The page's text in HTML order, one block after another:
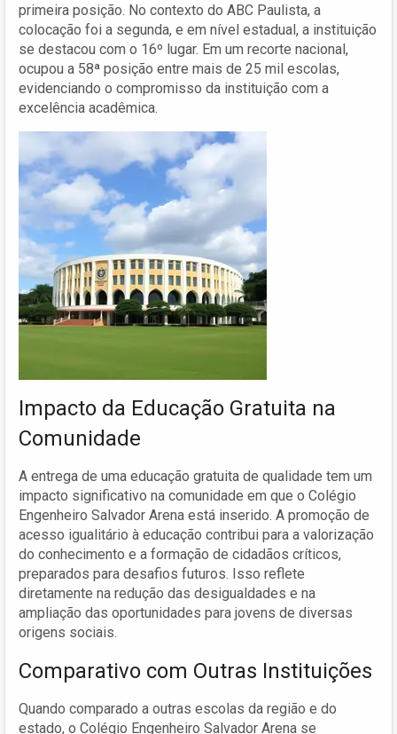
primeira posição. No contexto do ABC Paulista, a
colocação foi a segunda, e em nível estadual, a instituição
se destacou com o 16º lugar. Em um recorte nacional,
ocupou a 58ª posição entre mais de 25 mil escolas,
evidenciando o compromisso da instituição com a
excelência acadêmica.
Impacto da Educação Gratuita na
Comunidade
A entrega de uma educação gratuita de qualidade tem um
impacto significativo na comunidade em que o Colégio
Engenheiro Salvador Arena está inserido. A promoção de
acesso igualitário à educação contribui para a valorização
do conhecimento e a formação de cidadãos críticos,
preparados para desafios futuros. Isso reflete
diretamente na redução das desigualdades e na
ampliação das oportunidades para jovens de diversas
origens sociais.
Comparativo com Outras Instituições
Quando comparado a outras escolas da região e do
estado, o Colégio Engenheiro Salvador Arena se